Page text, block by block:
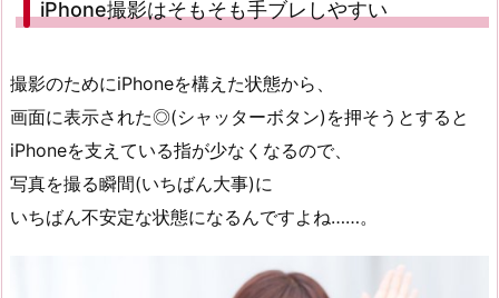
iPhone撮影はそもそも手ブレしやすい
撮影のためにiPhoneを構えた状態から、
画面に表示された◎(シャッターボタン)を押そうとすると
iPhoneを支えている指が少なくなるので、
写真を撮る瞬間(いちばん大事)に
いちばん不安定な状態になるんですよね……。